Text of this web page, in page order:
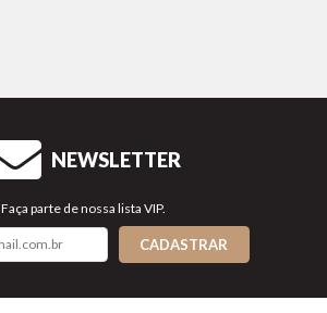
NEWSLETTER
Faça parte de nossa lista VIP.
CADASTRAR